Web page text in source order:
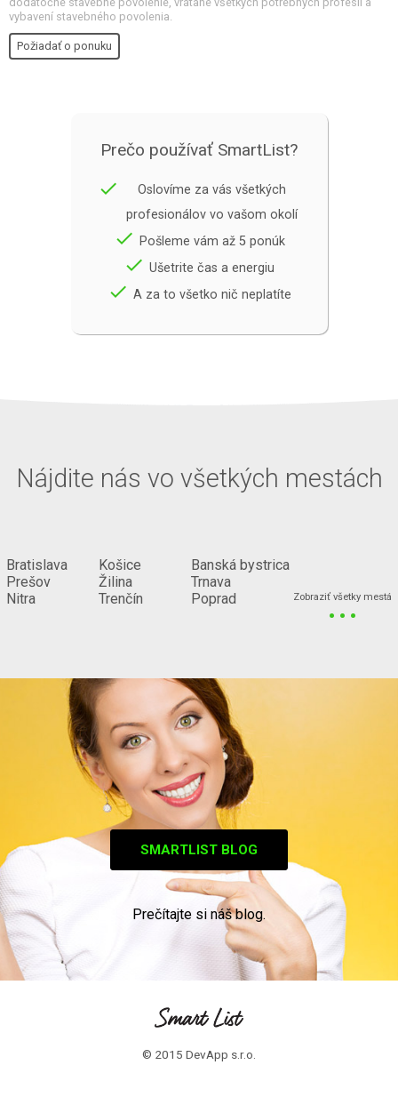
vybavení stavebného povolenia.
Požiadať o ponuku
Prečo používať SmartList?
done
Oslovíme za vás všetkých
profesionálov vo vašom okolí
done Pošleme vám až 5 ponúk
done Ušetrite čas a energiu
done A za to všetko nič neplatíte
Nájdite nás vo všetkých mestách
Bratislava
Prešov
Nitra
Košice
Žilina
Trenčín
Banská bystrica
Trnava
Poprad
Zobraziť všetky mestá
...
SMARTLIST BLOG
Prečítajte si náš blog.
© 2015 DevApp s.r.o.